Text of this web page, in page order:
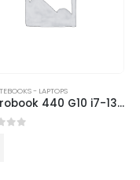
- LAPTOPS
HP Probook 440 G10 i7-1355U 16GB 512GB SSD 14 FHD Win11 Pro